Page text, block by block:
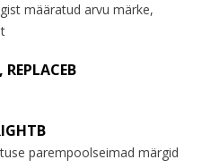
määratud arvu märke,
parempoolseimad märgid